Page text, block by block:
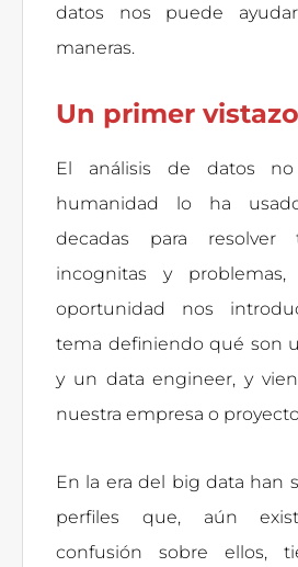
datos nos puede
maneras.
Un primer vistazo
El análisis de datos
humanidad lo ha
decadas para
incognitas y
oportunidad nos
tema definiendo qué son
y un data engineer, y
nuestra empresa o
En la era del big data han
perfiles que, aún
confusión sobre ellos,